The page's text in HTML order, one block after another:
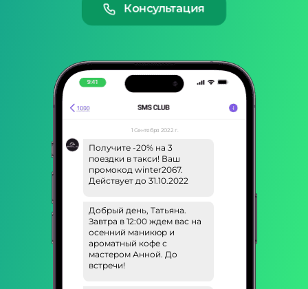
Консультация
1 Сентября 2022 г.
Получите -20% на 3
поездки в такси! Ваш
промокод winter2067.
Действует до 31.10.2022
Добрый день, Татьяна.
Завтра в 12:00 ждем вас на
осенний маникюр и
ароматный кофе с
мастером Анной. До
встречи!